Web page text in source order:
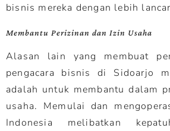
bisnis mereka dengan lebih
Membantu Perizinan dan Izin Usaha
Alasan lain yang membuat
pengacara bisnis di Sidoarjo
adalah untuk membantu dalam
usaha. Memulai dan
Indonesia melibatkan